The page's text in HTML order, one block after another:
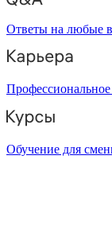
Ответы на любые
Обучение для